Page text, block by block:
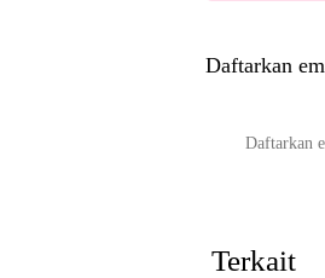
Daftarkan
Terkait